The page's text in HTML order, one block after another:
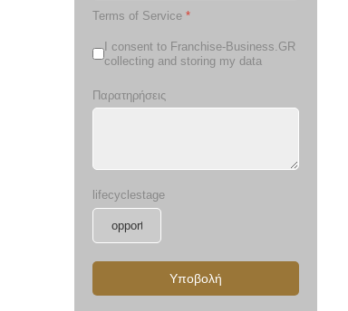
Terms of Service *
I consent to Franchise-Business.GR
collecting and storing my data
Παρατηρήσεις
lifecyclestage
Υποβολή